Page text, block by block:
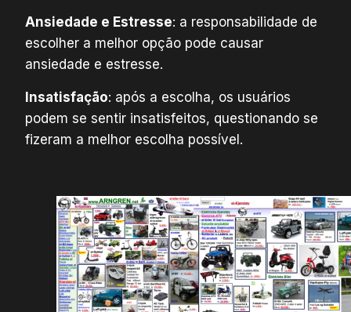
Ansiedade e Estresse: a responsabilidade de
escolher a melhor opção pode causar
ansiedade e estresse.
Insatisfação: após a escolha, os usuários
podem se sentir insatisfeitos, questionando se
fizeram a melhor escolha possível.